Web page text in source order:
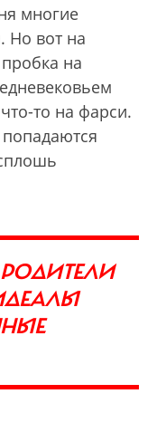
многие
Но вот на
на
то на фарси.